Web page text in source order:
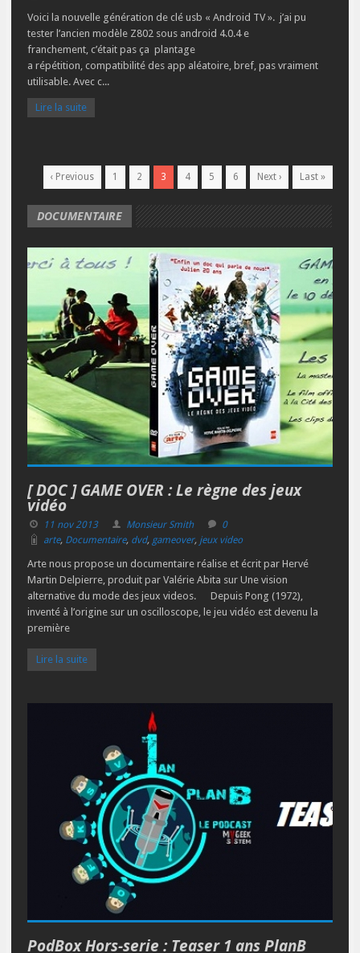
Voici la nouvelle génération de clé usb « Android TV ». j’ai pu
tester l’ancien modèle Z802 sous android 4.0.4 e
franchement, c’était pas ça plantage
a répétition, compatibilité des app aléatoire, bref, pas vraiment
utilisable. Avec c...
Lire la suite
‹ Previous 1 2 3 4 5 6 Next › Last »
DOCUMENTAIRE
[ DOC ] GAME OVER : Le règne des jeux
vidéo
11 nov 2013 Monsieur Smith
0
arte, Documentaire, dvd, gameover, jeux video
Arte nous propose un documentaire réalise et écrit par Hervé
Martin Delpierre, produit par Valérie Abita sur Une vision
alternative du mode des jeux videos. Depuis Pong (1972),
inventé à l’origine sur un oscilloscope, le jeu vidéo est devenu la
première
Lire la suite
PodBox Hors-serie : Teaser 1 ans PlanB